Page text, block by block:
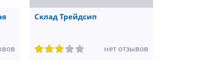
Склад Трейдсип
нет отзывов